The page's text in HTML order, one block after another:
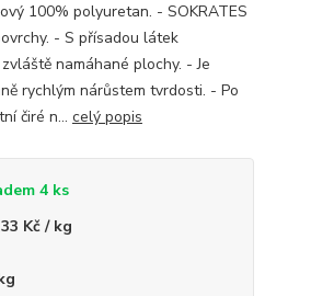
100% polyuretan. - SOKRATES
- S přísadou látek
namáhané plochy. - Je
rychlým nárůstem tvrdosti. - Po
čiré n... celý popis
4 ks
Kč / kg